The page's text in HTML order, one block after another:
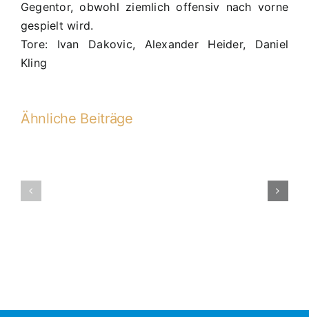
Gegentor, obwohl ziemlich offensiv nach vorne
gespielt wird.
Tore: Ivan Dakovic, Alexander Heider, Daniel
Kling
Ähnliche Beiträge
Gerner-